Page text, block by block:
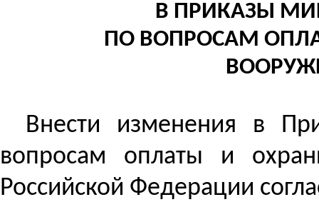
В ПРИКАЗЫ
ПО ВОПРОСАМ
Внести изменения в
вопросам оплаты и
Российской Федерации